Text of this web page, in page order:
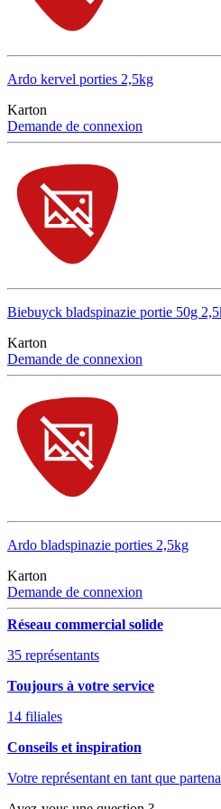
Ardo kervel porties 2,5kg
Karton
Demande de connexion
Biebuyck bladspinazie portie 50g
Karton
Demande de connexion
Ardo bladspinazie porties 2,5kg
Karton
Demande de connexion
Réseau commercial solide
35 représentants
Toujours à votre service
14 filiales
Conseils et inspiration
Votre représentant en tant que